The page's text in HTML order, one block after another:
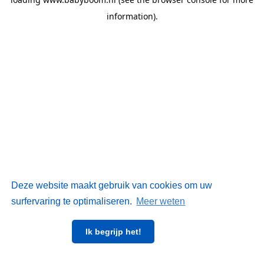
Deze website maakt gebruik van cookies om uw
surfervaring te optimaliseren. Meer weten
Ik begrijp het!
information).